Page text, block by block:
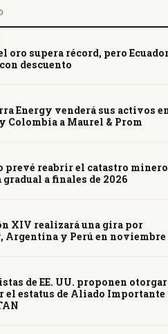
oro supera récord, pero
descuento
Energy venderá sus activos
Colombia a Maurel & Prom
prevé reabrir el catastro minero
gradual a finales de 2026
XIV realizará una gira por
Argentina y Perú en noviembre
de EE. UU. proponen otorgar
el estatus de Aliado Importante